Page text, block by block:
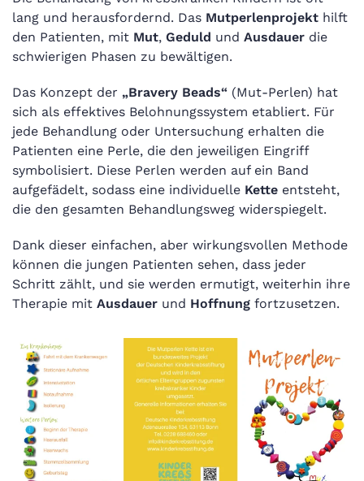
lang und herausfordernd. Das Mutperlenprojekt hilft
den Patienten, mit Mut, Geduld und Ausdauer die
schwierigen Phasen zu bewältigen.
Das Konzept der „Bravery Beads“ (Mut-Perlen) hat
sich als effektives Belohnungssystem etabliert. Für
jede Behandlung oder Untersuchung erhalten die
Patienten eine Perle, die den jeweiligen Eingriff
symbolisiert. Diese Perlen werden auf ein Band
aufgefädelt, sodass eine individuelle Kette entsteht,
die den gesamten Behandlungsweg widerspiegelt.
Dank dieser einfachen, aber wirkungsvollen Methode
können die jungen Patienten sehen, dass jeder
Schritt zählt, und sie werden ermutigt, weiterhin ihre
Therapie mit Ausdauer und Hoffnung fortzusetzen.